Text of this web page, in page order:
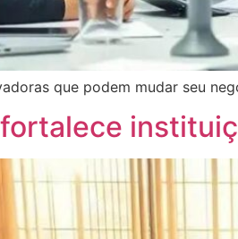
que podem mudar seu